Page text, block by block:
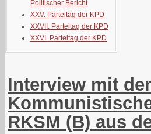
Politischer Bericht
XXV. Parteitag der KPD
XXVII. Parteitag der KPD
XXVI. Parteitag der KPD
Interview mit
RKSM (B) aus